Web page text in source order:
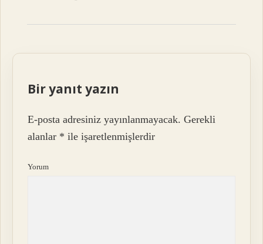
Bir yanıt yazın
E-posta adresiniz yayınlanmayacak. Gerekli
alanlar * ile işaretlenmişlerdir
Yorum